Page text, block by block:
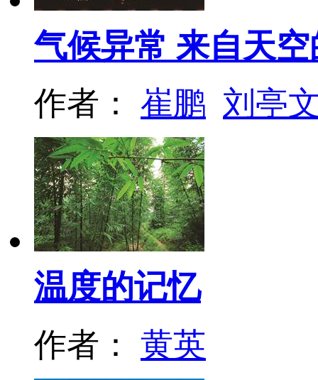
气候异常 来自天
作者： 崔鹏 刘亭
温度的记忆
作者： 黄英